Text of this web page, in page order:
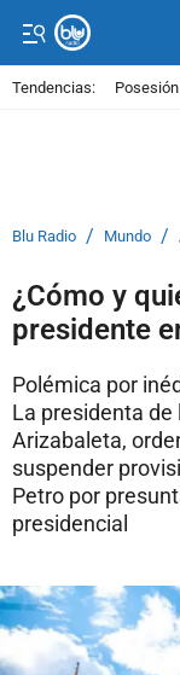
Tendencias:
Blu Radio / Mundo /
¿Cómo y
presidente
Polémica por
La presidenta de
Arizabaleta,
suspender
Petro por
presidencial